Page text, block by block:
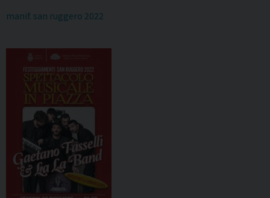
manif. san ruggero 2022